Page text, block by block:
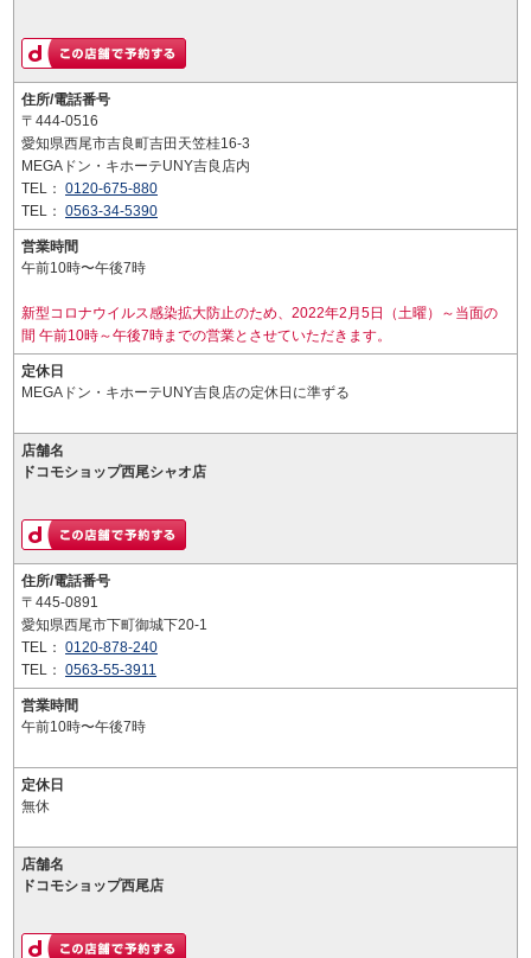
住所/電話番号
〒444-0516
愛知県西尾市吉良町吉田天笠桂16-3
MEGAドン・キホーテUNY吉良店内
TEL： 0120-675-880
TEL： 0563-34-5390
営業時間
午前10時〜午後7時
新型コロナウイルス感染拡大防止のため、2022年2月5日（土曜）～当面の
間 午前10時～午後7時までの営業とさせていただきます。
定休日
MEGAドン・キホーテUNY吉良店の定休日に準ずる
店舗名
ドコモショップ西尾シャオ店
住所/電話番号
〒445-0891
愛知県西尾市下町御城下20-1
TEL： 0120-878-240
TEL： 0563-55-3911
営業時間
午前10時〜午後7時
定休日
無休
店舗名
ドコモショップ西尾店